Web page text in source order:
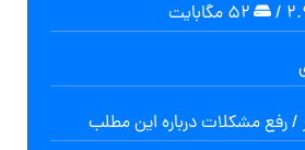
/
رفع مشکلات درباره این مطلب